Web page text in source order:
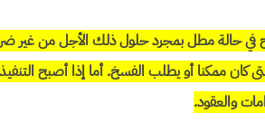
في حالة مطل بمجرد حلول ذلك الأجل من غير
كان ممكنا أو يطلب الفسخ. أما إذا أصبح